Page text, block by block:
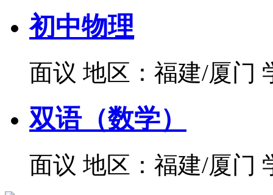
初中物理
面议 地区：福建/厦门
双语（数学）
面议 地区：福建/厦门